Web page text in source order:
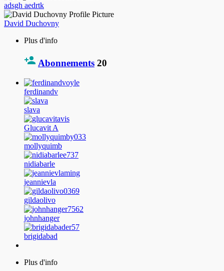
adsgh aedrtk
David Duchovny
Plus d'info
Abonnements 20
ferdinandv
slava
Glucavit A
mollyquimb
nidiabarle
jeannievla
gildaolivo
johnhanger
brigidabad
Plus d'info